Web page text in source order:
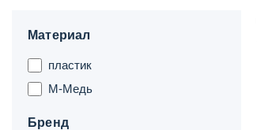
Материал
пластик
M-Медь
Бренд